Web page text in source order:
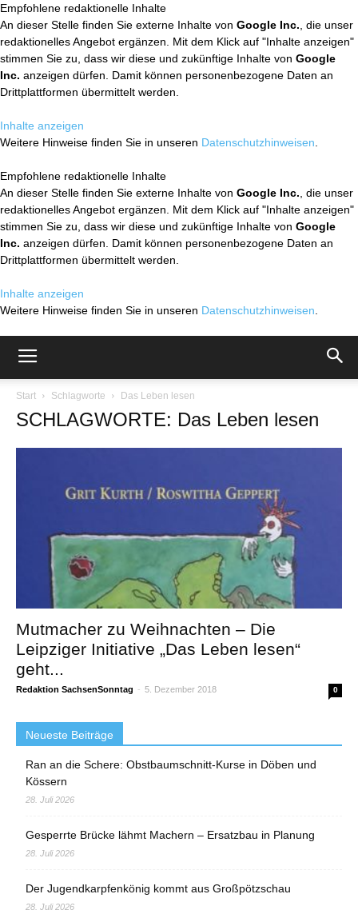
Empfohlene redaktionelle Inhalte
An dieser Stelle finden Sie externe Inhalte von Google Inc. , die unser
redaktionelles Angebot ergänzen. Mit dem Klick auf "Inhalte anzeigen"
stimmen Sie zu, dass wir diese und zukünftige Inhalte von Google
Inc. anzeigen dürfen. Damit können personenbezogene Daten an
Drittplattformen übermittelt werden.
Inhalte anzeigen
Weitere Hinweise finden Sie in unseren Datenschutzhinweisen
Empfohlene redaktionelle Inhalte
An dieser Stelle finden Sie externe Inhalte von Google Inc. , die unser
redaktionelles Angebot ergänzen. Mit dem Klick auf "Inhalte anzeigen"
stimmen Sie zu, dass wir diese und zukünftige Inhalte von Google
Inc. anzeigen dürfen. Damit können personenbezogene Daten an
Drittplattformen übermittelt werden.
Inhalte anzeigen
Weitere Hinweise finden Sie in unseren Datenschutzhinweisen
Start Schlagworte Das Leben lesen
SCHLAGWORTE: Das Leben lesen
Mutmacher zu Weihnachten – Die
Leipziger Initiative „Das Leben lesen“
geht...
Redaktion SachsenSonntag - 5. Dezember 2018 0
Neueste Beiträge
Ran an die Schere: Obstbaumschnitt-Kurse in Döben und
Kössern
28. Juli 2026
Gesperrte Brücke lähmt Machern – Ersatzbau in Planung
28. Juli 2026
Der Jugendkarpfenkönig kommt aus Großpötzschau
28. Juli 2026